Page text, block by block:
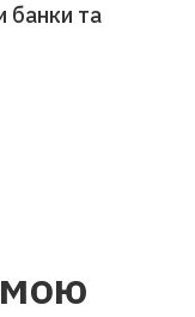
банки та